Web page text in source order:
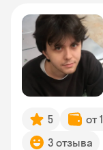
5 от
3 отзыва